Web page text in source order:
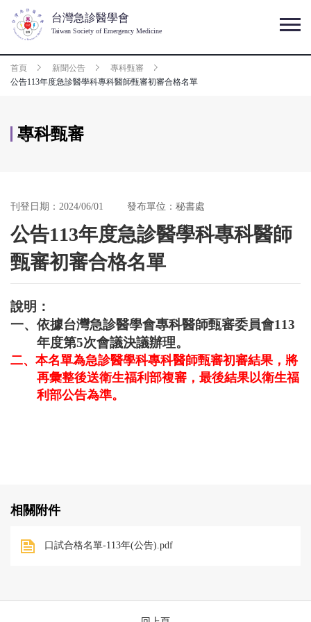
台灣急診醫學會
Taiwan Society of Emergency Medicine
首頁 新聞公告
專科甄審
公告113年度急診醫學科專科醫師甄審初審合格名單
專科甄審
刊登日期：2024/06/01 發布單位：秘書處
公告113年度急診醫學科專科醫師
甄審初審合格名單
說明：
一、依據台灣急診醫學會專科醫師甄審委員會113
年度第5次會議決議辦理。
二、本名單為急診醫學科專科醫師甄審初審結果，將
再彙整後送衛生福利部複審，最後結果以衛生福
利部公告為準。
相關附件
口試合格名單-113年(公告).pdf